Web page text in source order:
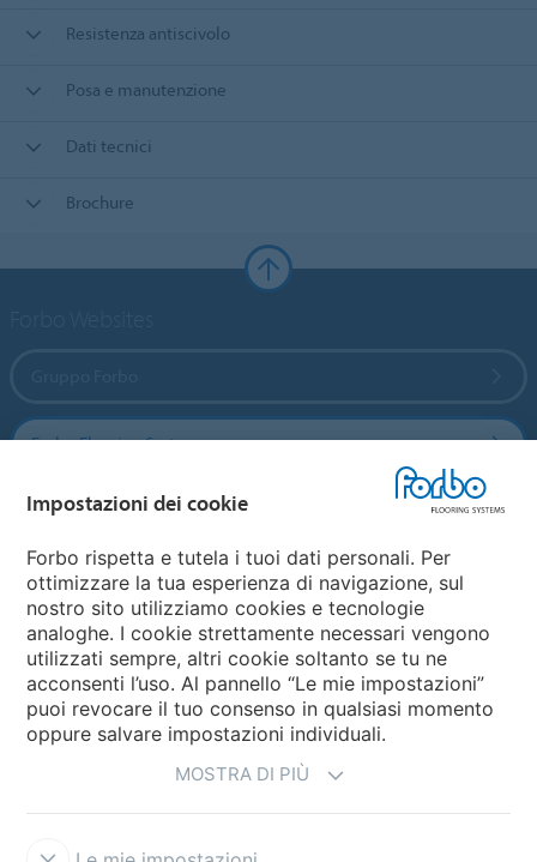
Resistenza antiscivolo
Posa e manutenzione
Dati tecnici
Brochure
Forbo Flooring Systems
Forbo Movement Systems
Seleziona una nazione
Seleziona una nazione
Impostazioni dei cookie
Forbo rispetta e tutela i tuoi dati personali. Per
ottimizzare la tua esperienza di navigazione, sul
nostro sito utilizziamo cookies e tecnologie
analoghe. I cookie strettamente necessari vengono
utilizzati sempre, altri cookie soltanto se tu ne
acconsenti l’uso. Al pannello “Le mie impostazioni”
puoi revocare il tuo consenso in qualsiasi momento
oppure salvare impostazioni individuali.
MOSTRA DI PIÙ